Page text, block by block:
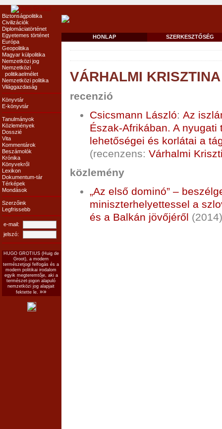
Biztonságpolitika
Civilizációk
Diplomáciatörténet
Egyetemes történet
Európa
Geopolitika
Magyar külpolitika
Nemzetközi jog
Nemzetközi
politikaelmélet
Nemzetközi politika
Világgazdaság
Könyvtár
E-könyvtár
Tanulmányok
Közlemények
Dosszié
Vita
Kommentárok
Beszámolók
Krónika
Könyvekről
Lexikon
Dokumentum-tár
Térképek
Mondások
Szerzőink
Legfrissebb
e-mail:
jelszó:
HUGO GROTIUS (Huig de
Groot), a modern
természetjogi felfogás és a
modern politikai irodalom
egyik megteremtője, aki a
természet-jogon alapuló
nemzetközi jog alapjait
fektette le. »»
HONLAP SZERKESZTŐSÉG
VÁRHALMI KRISZTINA
recenzió
Csicsmann László: Az
Észak-Afrikában. A
lehetőségei és korlátai a
(recenzens: Várhalmi
közlemény
„Az első dominó” –
miniszterhelyettessel a
és a Balkán jövőjéről (2014)